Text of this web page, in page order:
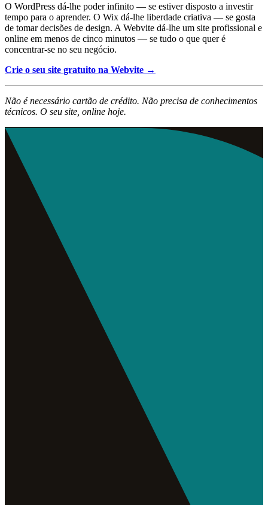
O WordPress dá-lhe poder infinito — se estiver disposto a investir
tempo para o aprender. O Wix dá-lhe liberdade criativa — se gosta
de tomar decisões de design. A Webvite dá-lhe um site profissional e
online em menos de cinco minutos — se tudo o que quer é
concentrar-se no seu negócio.
Crie o seu site gratuito na Webvite →
Não é necessário cartão de crédito. Não precisa de conhecimentos
técnicos. O seu site, online hoje.